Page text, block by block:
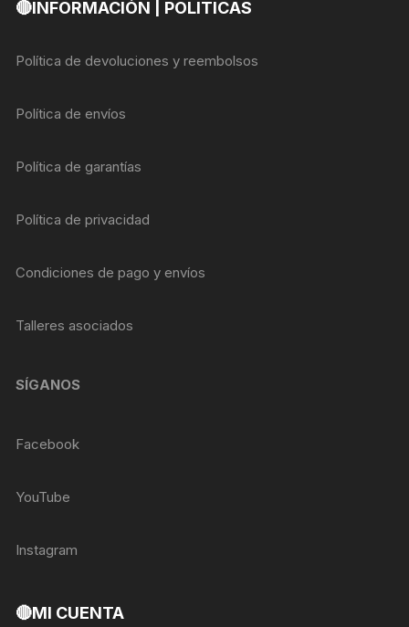
🔴INFORMACIÓN | POLITICAS
Política de devoluciones y reembolsos
Política de envíos
Política de garantías
Política de privacidad
Condiciones de pago y envíos
Talleres asociados
SÍGANOS
Facebook
YouTube
Instagram
🔴MI CUENTA